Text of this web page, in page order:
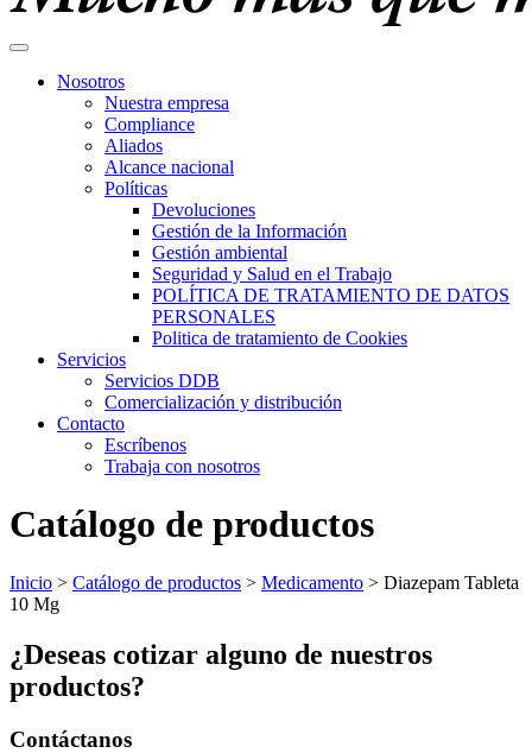
Nosotros
Nuestra empresa
Compliance
Aliados
Alcance nacional
Políticas
Devoluciones
Gestión de la Información
Gestión ambiental
Seguridad y Salud en el Trabajo
POLÍTICA DE TRATAMIENTO DE DATOS
PERSONALES
Politica de tratamiento de Cookies
Servicios
Servicios DDB
Comercialización y distribución
Contacto
Escríbenos
Trabaja con nosotros
Catálogo de productos
Inicio > Catálogo de productos > Medicamento > Diazepam Tableta
10 Mg
¿Deseas cotizar alguno de nuestros
productos?
Contáctanos